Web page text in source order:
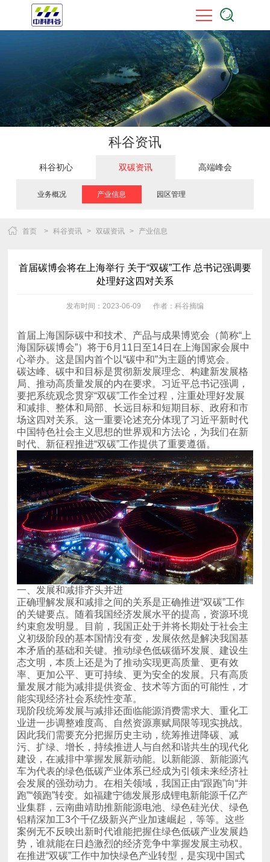
科谷资讯
科谷初心 双碳资讯 高端峰会
业务概况 产业信息 园区管理
首页 > 科谷资讯 > 双碳资讯 > 产业信息
处理好这四对关系
发布时间：2023-06-09 作者：科谷摘编
心举办。这是国内首个以“碳中和”为主题的博览会。
时代、新征程推进“双碳”工作提供了重要遵循。
一、发展和减排齐头并进
能实现经济社会系统性变革。